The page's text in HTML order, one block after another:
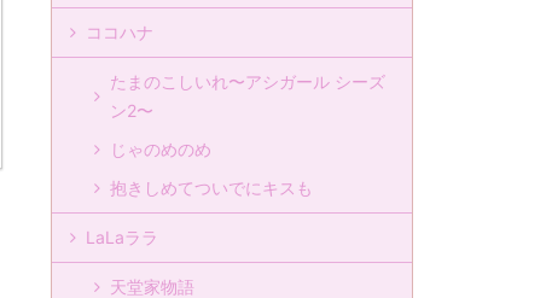
ココハナ
たまのこしいれ〜アシガール シーズ
ン2〜
じゃのめのめ
抱きしめてついでにキスも
LaLaララ
天堂家物語